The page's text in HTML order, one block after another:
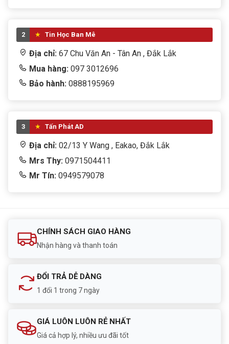
Tăng độ chính xác.
Giúp người dùng tập trung vào các sự kiện quan trọng.
Phát hiện phương tiện
Theo dõi khu vực đỗ xe hiệu quả hơn.
Thông báo được gửi trực tiếp về điện thoại thông qua
ứng dụng IMOU Life.
Khi phát hiện xâm nhập bất thường:
Đèn sẽ kích hoạt tự động.
Thu hút sự chú ý.
Đây là tính năng hữu ích đối với:
2 Tin Học Ban Mê
Địa chỉ: 67 Chu Văn An - Tân An , Đắk Lắk
Mua hàng: 097 3012696
Bảo hành: 0888195969
3 Tấn Phát AD
Địa chỉ: 02/13 Y Wang , Eakao, Đắk Lắk
Mrs Thy: 0971504411
Mr Tín: 0949579078
CHÍNH SÁCH GIAO HÀNG
Nhận hàng và thanh toán
ĐỔI TRẢ DỄ DÀNG
1 đổi 1 trong 7 ngày
GIÁ LUÔN LUÔN RẺ NHẤT
Giá cả hợp lý, nhiều ưu đãi tốt